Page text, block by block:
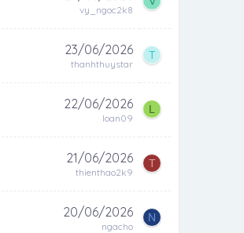
vy_ngoc2k8
23/06/2026
thanhthuystar
T
22/06/2026
loan09
L
21/06/2026
thienthao2k9
T
20/06/2026
ngacho
N